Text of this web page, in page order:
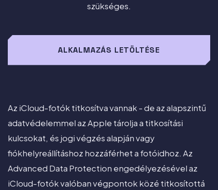
szükséges.
ALKALMAZÁS LETÖLTÉSE
Az iCloud-fotók titkosítva vannak - de az alapszintű
adatvédelemmel az Apple tárolja a titkosítási
kulcsokat, és jogi végzés alapján vagy
fiókhelyreállításhoz hozzáférhet a fotóidhoz. Az
Advanced Data Protection engedélyezésével az
iCloud-fotók valóban végpontok közé titkosítottá